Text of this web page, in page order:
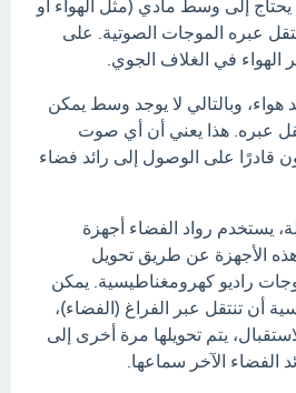
إلى وسط مادي (مثل الهواء أو
عبره الموجات الصوتية. على
الهواء في الغلاف الجوي.
وبالتالي لا يوجد وسط يمكن
عبره. هذا يعني أن أي صوت
قادرًا على الوصول إلى رائد فضاء
يستخدم رواد الفضاء أجهزة
هذه الأجهزة عن طريق تحويل
راديو كهرومغناطيسية. يمكن
أن تنتقل عبر الفراغ (الفضاء)،
يتم تحويلها مرة أخرى إلى
الفضاء الآخر سماعها.